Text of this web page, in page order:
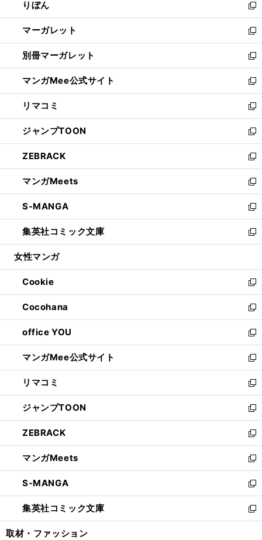
く
で
開
く
ド
ウ
で
開
く
ィ
ン
ド
ウ
で
開
く
りぼん
新
し
い
ウ
ィ
ン
ド
ウ
で
開
く
マーガレット
新
し
い
ウ
ィ
ン
ド
ウ
で
開
く
別冊マーガレット
新
し
い
ウ
ィ
ン
ド
ウ
で
開
く
マンガMee公式サイト
新
し
い
ウ
ィ
ン
ド
ウ
で
開
く
リマコミ
新
し
い
ウ
ィ
ン
ド
ウ
で
開
く
ジャンプTOON
新
し
い
ウ
ィ
ン
ド
ウ
で
開
ZEBRACK
新
し
い
ウ
ィ
ン
ド
ウ
開
く
マンガMeets
新
し
い
ウ
ィ
ン
ウ
で
開
く
S-MANGA
新
し
い
ウ
ン
ド
ウ
で
開
く
集英社コミック文庫
新
し
ウ
ィ
ン
ド
ウ
で
開
く
女性マンガ
Cookie
新
し
い
ウ
ィ
ン
ド
ウ
で
開
く
Cocohana
新
し
い
ウ
ィ
ン
ド
ウ
で
開
く
office YOU
新
し
い
ウ
ィ
ン
ド
ウ
で
開
く
マンガMee公式サイト
新
し
い
ウ
ィ
ン
ド
ウ
で
開
く
リマコミ
新
し
い
ウ
ィ
ン
ド
ウ
で
開
く
ジャンプTOON
新
し
い
ウ
ィ
ン
ド
ウ
で
開
ZEBRACK
新
し
い
ウ
ィ
ン
ド
ウ
マンガMeets
新
し
い
ウ
ィ
ン
S-MANGA
新
し
い
ウ
集英社コミック文庫
新
し
取材・ファッション